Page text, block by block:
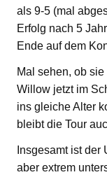
als 9-5 (mal
Erfolg nach 5
Ende auf dem
Mal sehen, ob
Willow jetzt im
ins gleiche Alter
bleibt die Tour
Insgesamt ist
aber extrem